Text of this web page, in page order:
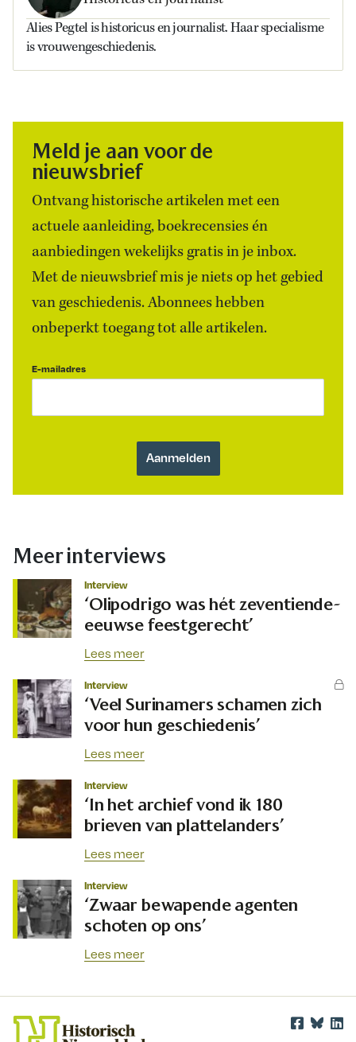
Alies Pegtel is historicus en journalist. Haar specialisme
is vrouwengeschiedenis.
Meld je aan voor de
nieuwsbrief
Ontvang historische artikelen met een
actuele aanleiding, boekrecensies én
aanbiedingen wekelijks gratis in je inbox.
Met de nieuwsbrief mis je niets op het gebied
van geschiedenis. Abonnees hebben
onbeperkt toegang tot alle artikelen.
E-mailadres
Meer interviews
Interview
‘Olipodrigo was hét zeventiende-
eeuwse feestgerecht’
Lees meer
Interview
‘Veel Surinamers schamen zich
voor hun geschiedenis’
Lees meer
Interview
‘In het archief vond ik 180
brieven van plattelanders’
Lees meer
Interview
‘Zwaar bewapende agenten
schoten op ons’
Lees meer